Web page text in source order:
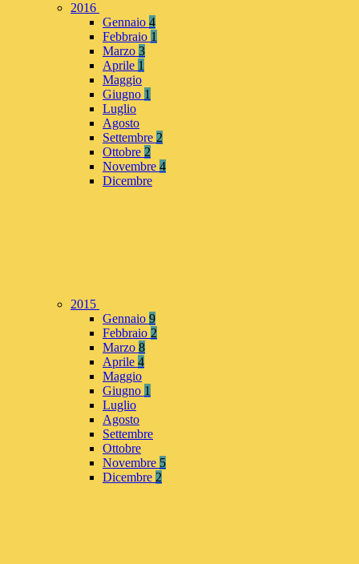
2016
Gennaio 4
Febbraio 1
Marzo 3
Aprile 1
Maggio
Giugno 1
Luglio
Agosto
Settembre 2
Ottobre 2
Novembre 4
Dicembre
2015
Gennaio 9
Febbraio 2
Marzo 8
Aprile 4
Maggio
Giugno 1
Luglio
Agosto
Settembre
Ottobre
Novembre 5
Dicembre 2